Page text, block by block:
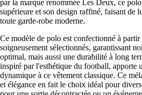
par la marque renommée Les Deux, ce
supérieure et son design raffiné, faisant de
toute garde-robe moderne.
Ce modèle de polo est confectionné à
soigneusement sélectionnés, garantissant
optimal, mais aussi une durabilité à long
inspiré par l'esthétique du football, apporte
dynamique à ce vêtement classique. Ce
et élégance en fait le choix idéal pour